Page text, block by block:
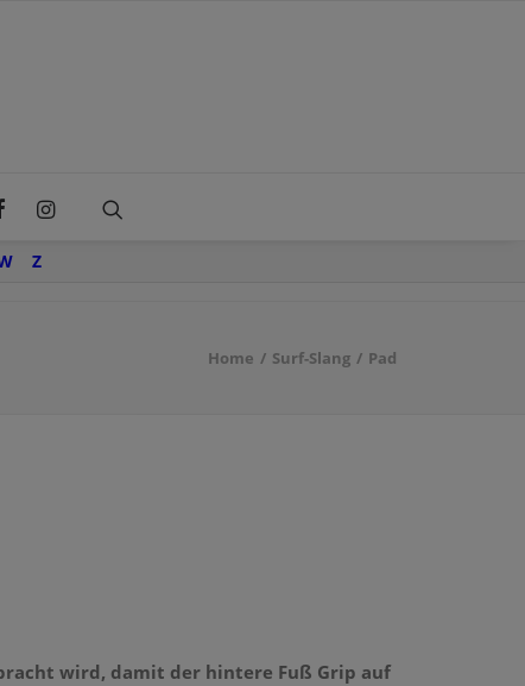
Z
Home Surf-Slang Pad
wird, damit der hintere Fuß Grip auf